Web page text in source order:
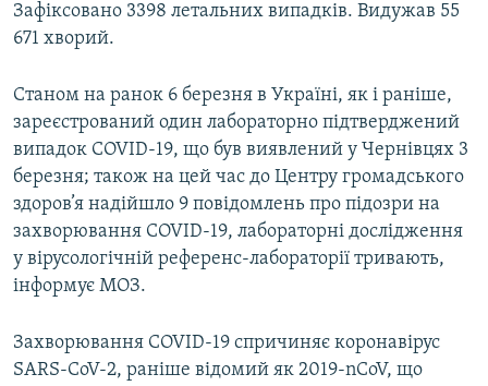
Зафіксовано 3398 летальних випадків. Видужав 55
671 хворий.
Станом на ранок 6 березня в Україні, як і раніше,
зареєстрований один лабораторно підтверджений
випадок COVID-19, що був виявлений у Чернівцях 3
березня; також на цей час до Центру громадського
здоров’я надійшло 9 повідомлень про підозри на
захворювання COVID-19, лабораторні дослідження
у вірусологічній референс-лабораторії тривають,
інформує МОЗ.
Захворювання COVID-19 спричиняє коронавірус
SARS-CoV-2, раніше відомий як 2019-nCoV, що